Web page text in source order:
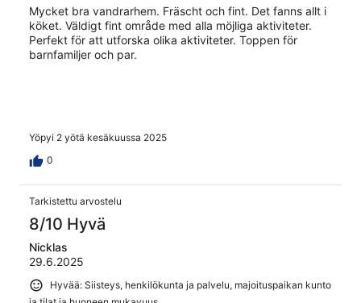
Mycket bra vandrarhem. Fräscht och fint. Det fanns allt i
köket. Väldigt fint område med alla möjliga aktiviteter.
Perfekt för att utforska olika aktiviteter. Toppen för
barnfamiljer och par.
Yöpyi 2 yötä kesäkuussa 2025
0
Tarkistettu arvostelu
8/10 Hyvä
Nicklas
29.6.2025
Hyvää: Siisteys, henkilökunta ja palvelu, majoituspaikan kunto